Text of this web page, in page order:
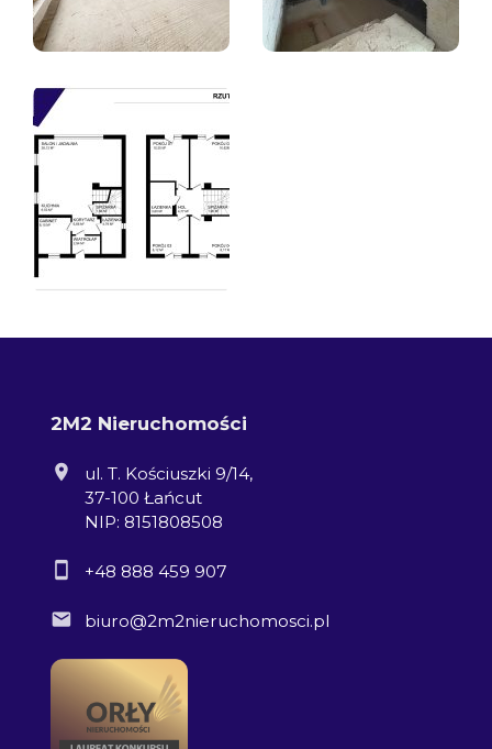
2M2 Nieruchomości
ul. T. Kościuszki 9/14,
37-100 Łańcut
NIP: 8151808508
+48 888 459 907
biuro@2m2nieruchomosci.pl